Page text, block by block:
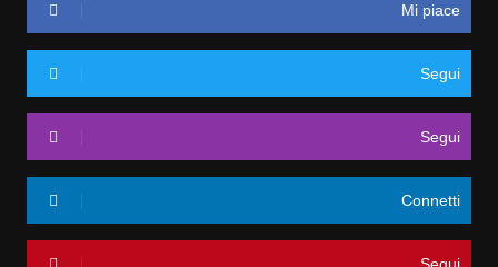
Mi piace
Segui
Segui
Connetti